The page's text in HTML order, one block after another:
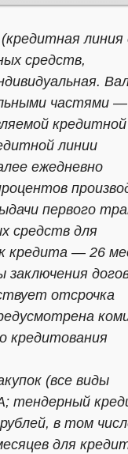
линия
средств,
частями —
линии
ежедневно
первого
средств для
кредита — 26
отсрочка
кредитования
(все виды
тендерный
в том
для